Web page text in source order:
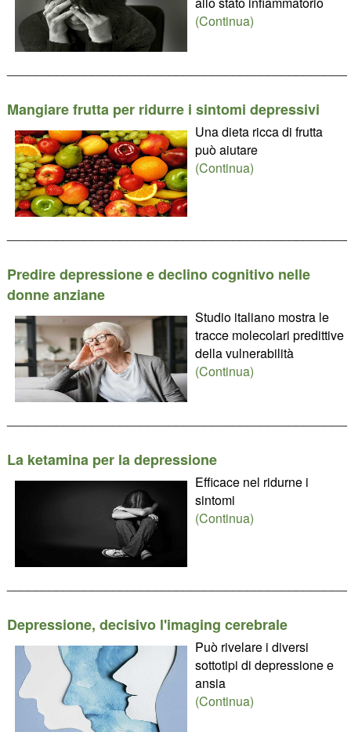
(Continua)
Mangiare frutta per ridurre i sintomi depressivi
Una dieta ricca di frutta
può aiutare
(Continua)
Predire depressione e declino cognitivo nelle
donne anziane
Studio italiano mostra le
tracce molecolari predittive
della vulnerabilità
(Continua)
La ketamina per la depressione
Efficace nel ridurne i
sintomi
(Continua)
Depressione, decisivo l'imaging cerebrale
Può rivelare i diversi
sottotipi di depressione e
ansia
(Continua)